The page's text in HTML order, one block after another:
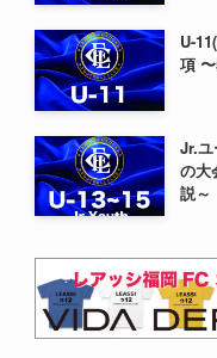
U-
項
Jr.ユ
の大
説～